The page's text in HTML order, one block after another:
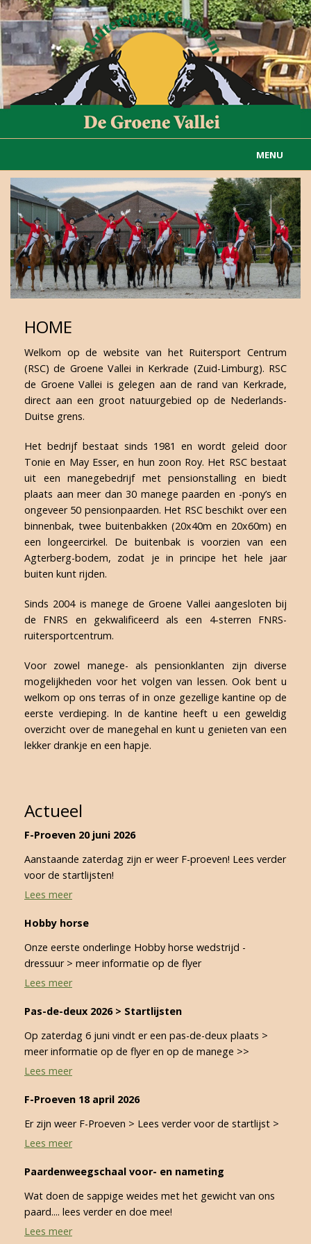
MENU
Home
Informatie
Actueel
Rijvereniging
Contact
AANMELDEN
HOME
Welkom op de website van het Ruitersport Centrum
(RSC) de Groene Vallei in Kerkrade (Zuid-Limburg). RSC
de Groene Vallei is gelegen aan de rand van Kerkrade,
direct aan een groot natuurgebied op de Nederlands-
Duitse grens.
Het bedrijf bestaat sinds 1981 en wordt geleid door
Tonie en May Esser, en hun zoon Roy. Het RSC bestaat
uit een manegebedrijf met pensionstalling en biedt
plaats aan meer dan 30 manege paarden en -pony’s en
ongeveer 50 pensionpaarden. Het RSC beschikt over een
binnenbak, twee buitenbakken (20x40m en 20x60m) en
een longeercirkel. De buitenbak is voorzien van een
Agterberg-bodem, zodat je in principe het hele jaar
buiten kunt rijden.
Sinds 2004 is manege de Groene Vallei aangesloten bij
de FNRS en gekwalificeerd als een 4-sterren FNRS-
ruitersportcentrum.
Voor zowel manege- als pensionklanten zijn diverse
mogelijkheden voor het volgen van lessen. Ook bent u
welkom op ons terras of in onze gezellige kantine op de
eerste verdieping. In de kantine heeft u een geweldig
overzicht over de manegehal en kunt u genieten van een
lekker drankje en een hapje.
Actueel
F-Proeven 20 juni 2026
Aanstaande zaterdag zijn er weer F-proeven! Lees verder
voor de startlijsten!
Lees meer
Hobby horse
Onze eerste onderlinge Hobby horse wedstrijd -
dressuur > meer informatie op de flyer
Lees meer
Pas-de-deux 2026 > Startlijsten
Op zaterdag 6 juni vindt er een pas-de-deux plaats >
meer informatie op de flyer en op de manege >>
Lees meer
F-Proeven 18 april 2026
Er zijn weer F-Proeven > Lees verder voor de startlijst >
Lees meer
Paardenweegschaal voor- en nameting
Wat doen de sappige weides met het gewicht van ons
paard.... lees verder en doe mee!
Lees meer